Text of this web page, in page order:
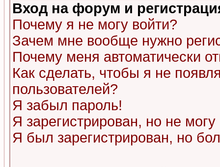
Вход на форум и
Почему я не могу войти?
Зачем мне вообще нужно
Почему меня автоматически
Как сделать, чтобы я не
пользователей?
Я забыл пароль!
Я зарегистрирован, но не могу
Я был зарегистрирован, но